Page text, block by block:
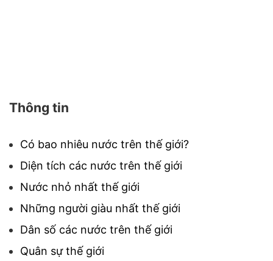
Thông tin
Có bao nhiêu nước trên thế giới?
Diện tích các nước trên thế giới
Nước nhỏ nhất thế giới
Những người giàu nhất thế giới
Dân số các nước trên thế giới
Quân sự thế giới